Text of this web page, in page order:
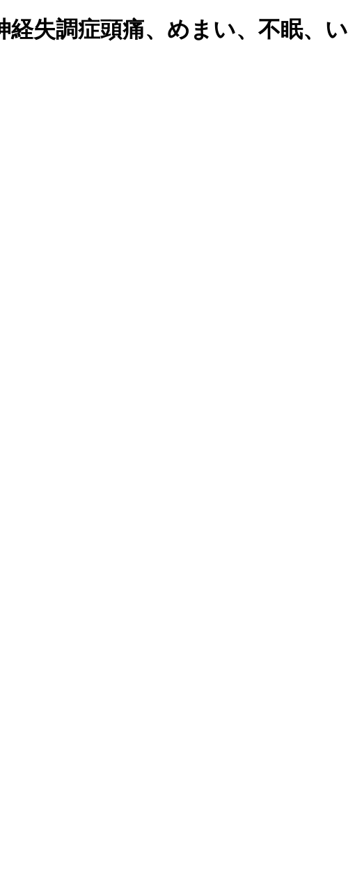
失調症頭痛、めまい、不眠、い